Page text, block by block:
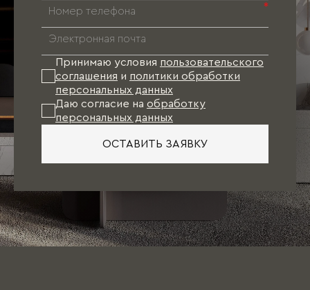
*
Принимаю условия пользовательского
соглашения и политики обработки
персональных данных
Даю согласие на обработку
персональных данных
ОСТАВИТЬ ЗАЯВКУ